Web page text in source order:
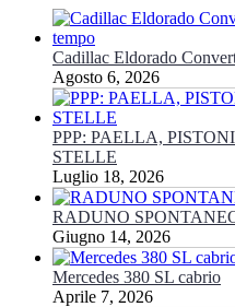
Cadillac Eldorado
Agosto 6, 2026
PPP: PAELLA,
STELLE
Luglio 18, 2026
RADUNO
Giugno 14, 2026
Mercedes 380 SL cabrio
Aprile 7, 2026